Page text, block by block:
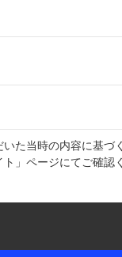
いた当時の内容に基
」ページにてご確認